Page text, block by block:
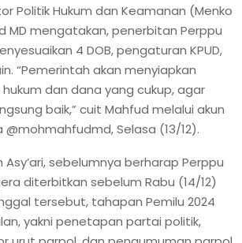
Politik Hukum dan Keamanan (Menko
MD mengatakan, penerbitan Perppu
4 DOB, pengaturan KPUD,
“Pemerintah akan menyiapkan
dan dana yang cukup, agar
baik,” cuit Mahfud melalui akun
Selasa (13/12).
Asy’ari, sebelumnya berharap Perppu
diterbitkan sebelum Rabu (14/12)
tersebut, tahapan Pemilu 2024
yakni penetapan partai politik,